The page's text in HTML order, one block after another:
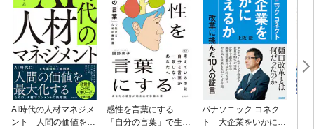
AI時代の人材マネジメ
ント 人間の価値を最
感性を言葉にする
「自分の言葉」で生き
パナソニック コネク
ト 大企業をいかに変